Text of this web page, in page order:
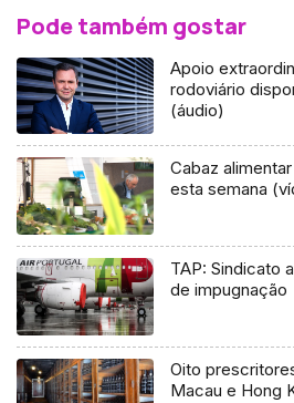
Pode também gostar
Apoio
rodoviário
(áudio)
Cabaz
esta semana
TAP: Sindicato
de impugnação
Oito
Macau e Hong